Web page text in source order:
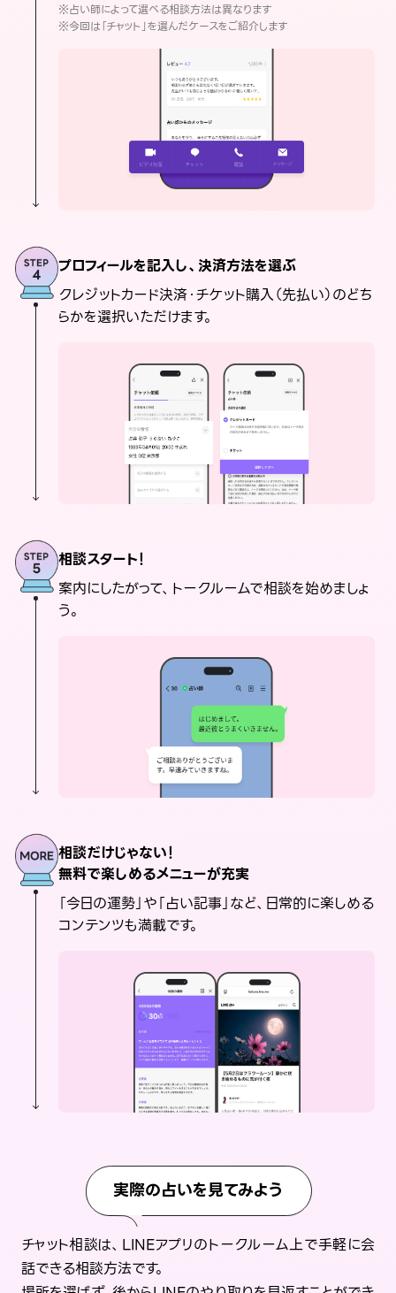
※占い師によって選べる相談方法は異なります
※今回は「チャット」を選んだケースをご紹介します
プロフィールを記入し、決済方法を選ぶ
クレジットカード決済・チケット購入（先払い）のどち
らかを選択いただけます。
相談スタート！
案内にしたがって、トークルームで相談を始めましょ
う。
相談だけじゃない！
無料で楽しめるメニューが充実
「今日の運勢」や「占い記事」など、日常的に楽しめる
コンテンツも満載です。
実際の占いを見てみよう
チャット相談は、LINEアプリのトークルーム上で手軽に会
話できる相談方法です。